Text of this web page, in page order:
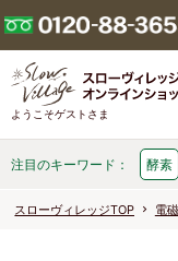
ようこそゲストさま
注目のキーワード： 酵素
スローヴィレッジTOP 電